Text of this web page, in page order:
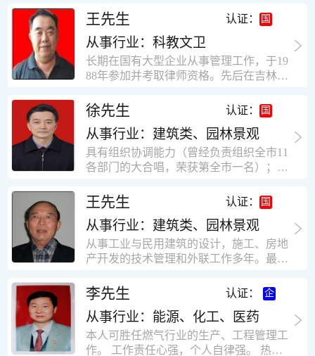
术负责人，该项目为水泥生产线，该项目
有圆形连体熟料仓12，每个直径9米高41
米，砖混结构，皮带运输走廊一个，框架
结构长185米，高5.2米的框架结构。1991
年调入新乡市新营建筑公司历任：七里三
营乡刘庄火力发电厂项目经理，该项目有
平方装配式工业厂房，焦作市林果住宅小
区项目经理，该项目有住宅楼9栋6层砖混
结构，总建筑面积36000平方米。2004年
限公司专业监理工程师，广东重工监理有
限公司任专业监理工程师，监督的工程
有：广东东莞市花润雪花啤酒厂二期扩建
工程，该工程有钢结构工业厂房2栋，每
栋9000平方米。东莞市新世纪花苑，该工
场；一栋17层。2栋总面积32000平方米，
框架结构。南奥园金州商业步行街等工
程。30年的工作经验积累，使自己能适应
建筑行业的多种工作岗位。
闭路电视监控系统、防盗报警系统、门禁
一卡通系统、停车场管理系统、巡更系
统、远程抄表系统等相关系统主流产品，
有较强的售前技术支持能力，并具有较丰
富的设备调试经验； 能独立完成系统集成
建与扩充经验，并具备教育训练能力；
王先生 认证：
从事行业：科教文卫
长期在国有大型企业从事管理工作，于19
88年参加并考取律师资格。先后在吉林油
辽宁华夏律师事务所和辽宁鑫诺律师事务
所执业。王律师在数十年的执业经历中，
多次与美国、英国、香港、北京、深圳等
地的律师共同办理法律事务。 对民商事的
诉讼和非诉讼的合同纠纷、劳动纠纷、债
对刑事案件、仲裁案件都颇有造诣。尤其
擅长处理涉及公司管理、企业改制，资产
收购重组等法律业务。王律师有多篇学术
论文在省部级会议和刊物上发表。数十年
的执业经历中，王律师经办了数百起诉讼
和非诉讼案件，取得了较好的经济效益和
律师一贯的工作作风；法律第一和当事人
合法权益第一，忠诚和敬业是王福营律师
的永恒的追求。
徐先生 认证：
从事行业：建筑类、园林景观
具有组织协调能力（曾经负责组织全市11
各部门的大合唱，荣获第全市一名）；知
等领域）；实际工作能力强，且经验丰
富。
王先生 认证：
从事行业：建筑类、园林景观
从事工业与民用建筑的设计，施工、房地
产开发的技术管理和外联工作多年。最大
最高26层。基础理论和专业技术知识功底
深厚，能熟练从事复杂技术工程的设计与
计算工作，有丰富的大中型工程项目的施
工技术经验。知识广博，设计、施工、予
决算、资产评估等都有较深造诣。曾独立
李先生 认证：
从事行业：能源、化工、医药
本人可胜任燃气行业的生产、工程管理工
作。 工作责任心强，个人自律强。 热爱